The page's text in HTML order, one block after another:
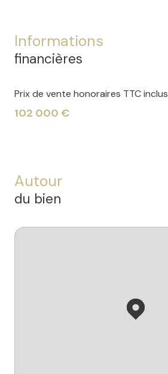
Informations
financières
Prix de vente honoraires TTC inclus
102 000 €
Autour
du bien